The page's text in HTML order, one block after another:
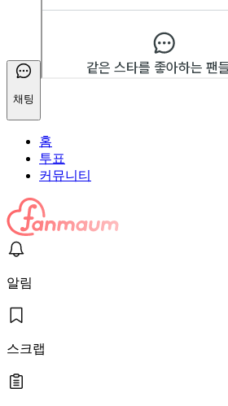
채팅
홈
투표
커뮤니티
알림
스크랩